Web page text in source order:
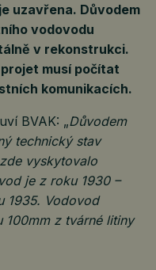
uzavřena. Důvodem
vodovodu
v rekonstrukci.
musí počítat
komunikacích.
BVAK: „Důvodem
technický stav
vyskytovalo
je z roku 1930 –
1935. Vodovod
100mm z tvárné litiny